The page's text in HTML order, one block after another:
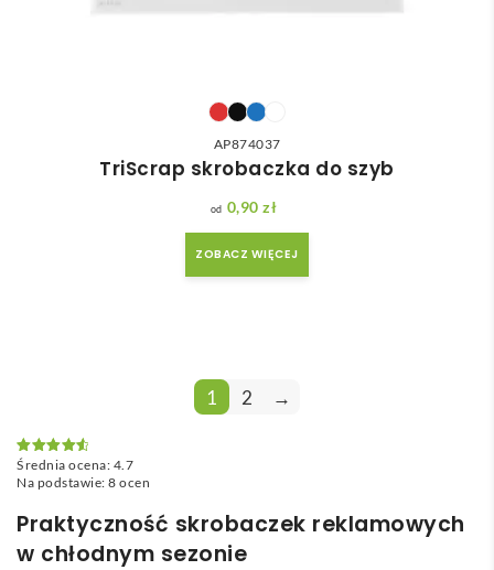
AP874037
TriScrap skrobaczka do szyb
0,90 zł
ZOBACZ WIĘCEJ
1 2 →
Oceniono
4.7
na 5
Średnia ocena: 4.7
Na podstawie: 8 ocen
Praktyczność skrobaczek reklamowych
w chłodnym sezonie